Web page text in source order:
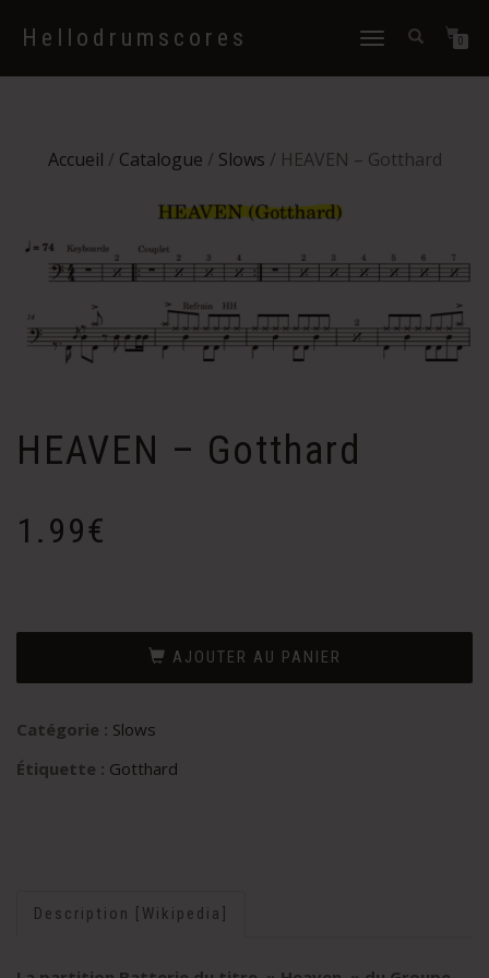
Hellodrumscores
Déplier
navigation
0
Accueil / Catalogue / Slows / HEAVEN – Gotthard
HEAVEN – Gotthard
1.99€
AJOUTER AU PANIER
Catégorie : Slows
Étiquette : Gotthard
Description [Wikipedia]